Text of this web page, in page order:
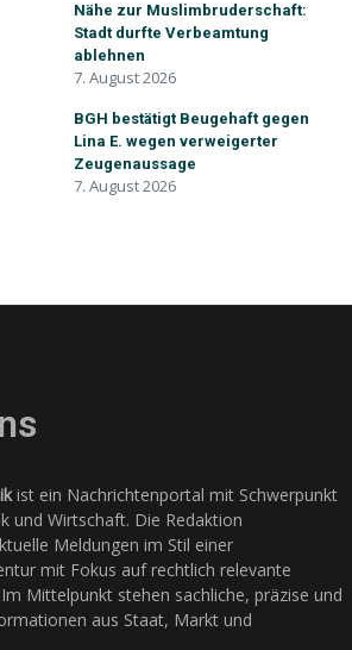
Nähe zur Muslimbruderschaft:
Stadt durfte Verbeamtung
ablehnen
7. August 2026
BGH bestätigt Beugehaft gegen
Lina E. wegen verweigerter
Zeugenaussage
7. August 2026
ist ein Nachrichtenportal mit Schwerpunkt
und Wirtschaft. Die Redaktion
Meldungen im Stil einer
mit Fokus auf rechtlich relevante
Mittelpunkt stehen sachliche, präzise und
aus Staat, Markt und